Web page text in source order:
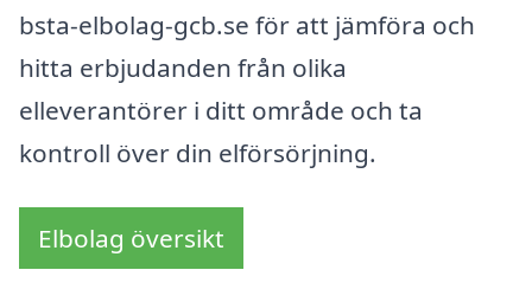
bsta-elbolag-gcb.se för att jämföra och
hitta erbjudanden från olika
elleverantörer i ditt område och ta
kontroll över din elförsörjning.
Elbolag översikt